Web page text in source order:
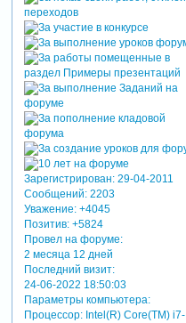
Зарегистрирован: 29-04-2011
Сообщений:2203
Уважение: +4045
Позитив: +5824
Провел на форуме:
2 месяца 12 дней
Последний визит:
24-06-2022 18:50:03
Параметры компьютера:
Процессор: Intel(R) Core(TM) i7-